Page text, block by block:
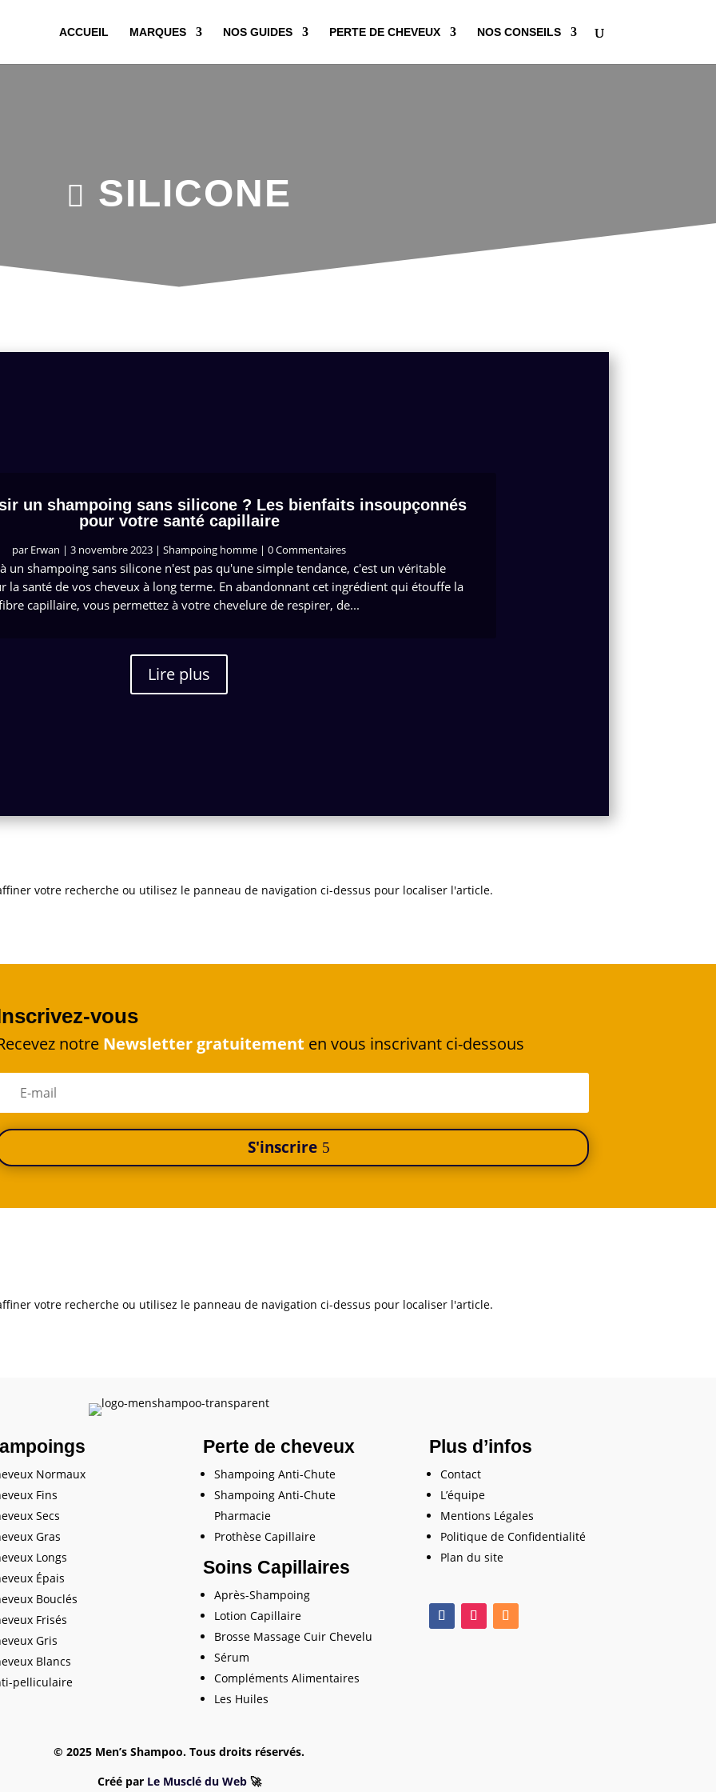
ACCUEIL MARQUES NOS GUIDES PERTE DE CHEVEUX NOS CONSEILS
 SILICONE
un shampoing sans silicone ? Les bienfaits insoupçonnés
pour votre santé capillaire
par Erwan | 3 novembre 2023 | Shampoing homme | 0 Commentaires
un shampoing sans silicone n'est pas qu'une simple tendance, c'est un véritable
la santé de vos cheveux à long terme. En abandonnant cet ingrédient qui étouffe la
capillaire, vous permettez à votre chevelure de respirer, de...
Lire plus
votre recherche ou utilisez le panneau de navigation ci-dessus pour localiser l'article.
vous
notre Newsletter gratuitement en vous inscrivant ci-dessous
S'inscrire
votre recherche ou utilisez le panneau de navigation ci-dessus pour localiser l'article.
Normaux
Fins
Secs
Gras
Longs
Épais
Bouclés
Frisés
Gris
Blancs
pelliculaire
Perte de cheveux
Shampoing Anti-Chute
Shampoing Anti-Chute
Pharmacie
Prothèse Capillaire
Soins Capillaires
Après-Shampoing
Lotion Capillaire
Brosse Massage Cuir Chevelu
Sérum
Compléments Alimentaires
Les Huiles
Plus d’infos
Contact
L’équipe
Mentions Légales
Politique de Confidentialité
Plan du site
© 2025 Men’s Shampoo. Tous droits réservés.
Créé par Le Musclé du Web🚀